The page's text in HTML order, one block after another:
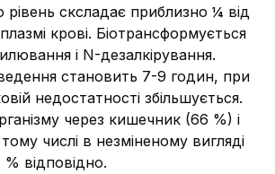
сксладає приблизно ¼ від
крові. Біотрансформується
і N-дезалкірування.
становить 7-9 годин, при
недостатності збільшується.
через кишечник (66 %) і
числі в незміненому вигляді
відповідно.